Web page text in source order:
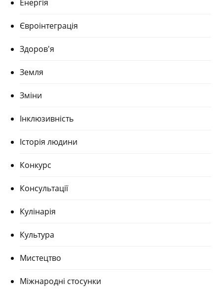
Енергія
Євроінтеграція
Здоров'я
Земля
Зміни
Інклюзивність
Історія людини
Конкурс
Консультації
Кулінарія
Культура
Мистецтво
Міжнародні стосунки